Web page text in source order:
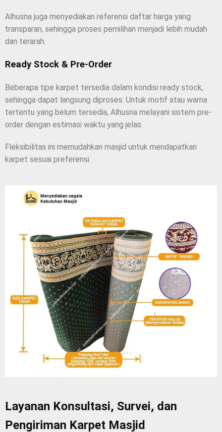
Alhusna juga menyediakan referensi daftar harga yang
transparan, sehingga proses pemilihan menjadi lebih mudah
dan terarah.
Ready Stock & Pre-Order
Beberapa tipe karpet tersedia dalam kondisi ready stock,
sehingga dapat langsung diproses. Untuk motif atau warna
tertentu yang belum tersedia, Alhusna melayani sistem pre-
order dengan estimasi waktu yang jelas.
Fleksibilitas ini memudahkan masjid untuk mendapatkan
karpet sesuai preferensi.
Layanan Konsultasi, Survei, dan
Pengiriman Karpet Masjid